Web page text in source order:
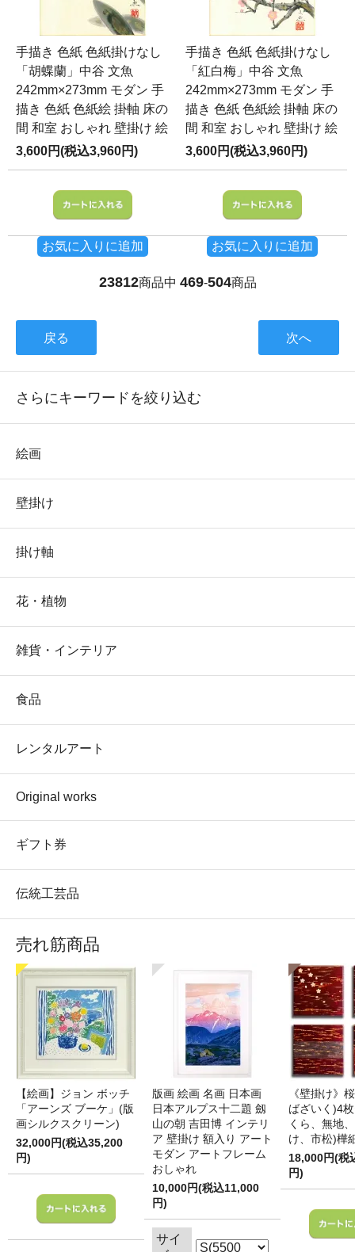
手描き 色紙 色紙掛けなし
「胡蝶蘭」中谷 文魚
242mm×273mm モダン 手
描き 色紙 色紙絵 掛軸 床の
間 和室 おしゃれ 壁掛け 絵
3,600円(税込3,960円)
お気に入りに追加
手描き 色紙 色紙掛けなし
「紅白梅」中谷 文魚
242mm×273mm モダン 手
描き 色紙 色紙絵 掛軸 床の
間 和室 おしゃれ 壁掛け 絵
3,600円(税込3,960円)
お気に入りに追加
23812商品中 469-504商品
戻る 次へ
さらにキーワードを絞り込む
絵画
壁掛け
掛け軸
花・植物
雑貨・インテリア
食品
レンタルアート
Original works
ギフト券
伝統工芸品
売れ筋商品
【絵画】ジョン ボッチ
「アーンズ ブーケ」(版
画シルクスクリーン)
32,000円(税込35,200
円)
版画 絵画 名画 日本画
日本アルプス十二題 劔
山の朝 吉田博 インテリ
ア 壁掛け 額入り アート
モダン アートフレーム
おしゃれ
10,000円(税込11,000
円)
サイ
《壁掛け》
ばざいく)4
くら、無地
け、市松)樺
18,000円(税
円)